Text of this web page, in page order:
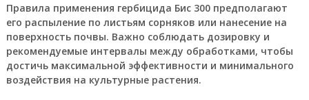
Правила применения гербицида Бис 300 предполагают
его распыление по листьям сорняков или нанесение на
поверхность почвы. Важно соблюдать дозировку и
рекомендуемые интервалы между обработками, чтобы
достичь максимальной эффективности и минимального
воздействия на культурные растения.